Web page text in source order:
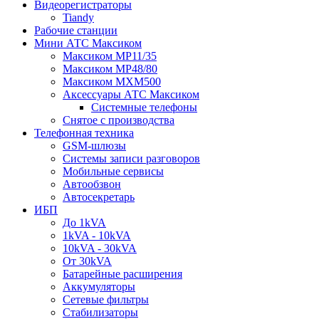
Видеорегистраторы
Tiandy
Рабочие станции
Мини АТС Максиком
Максиком MP11/35
Максиком MP48/80
Максиком MXM500
Аксессуары АТС Максиком
Системные телефоны
Снятое с производства
Телефонная техника
GSM-шлюзы
Системы записи разговоров
Мобильные сервисы
Автообзвон
Автосекретарь
ИБП
До 1kVA
1kVA - 10kVA
10kVA - 30kVA
От 30kVA
Батарейные расширения
Аккумуляторы
Сетевые фильтры
Стабилизаторы